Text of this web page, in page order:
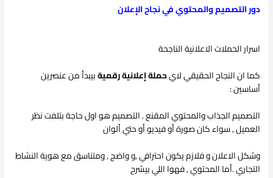
دور التصميم والمحتوي في نجاح الإعلان
اسرار الحملات الاعلانية الناجحة
كما ان النجاح الحقيقي لايحملة إعلانية رقميةبيبدأ من عنصرين
أساسين :
التصميم الجذاب والمحتوي المقنع . التصميم هو اول حاجة بتلفت نظر
العميل , سواء كان صورة أو فيديو أو حتي ألوان
وشكل الاعلان و فلازم يكون احترافي ,و واضح , ومتناسق مع هوية النشاط
التجاري .أما المحتوي , فهوا اللي بيشرح